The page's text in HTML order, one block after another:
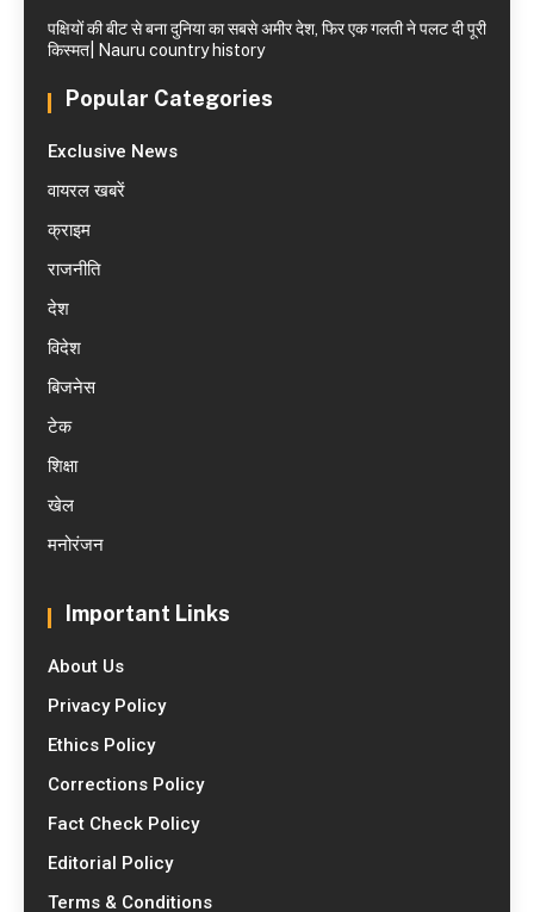
पक्षियों की बीट से बना दुनिया का सबसे अमीर देश, फिर एक गलती ने पलट दी पूरी
किस्मत| Nauru country history
Popular Categories
Exclusive News
वायरल खबरें
क्राइम
राजनीति
देश
विदेश
बिजनेस
टेक
शिक्षा
खेल
मनोरंजन
Important Links
About Us
Privacy Policy
Ethics Policy
Corrections Policy
Fact Check Policy
Editorial Policy
Terms & Conditions